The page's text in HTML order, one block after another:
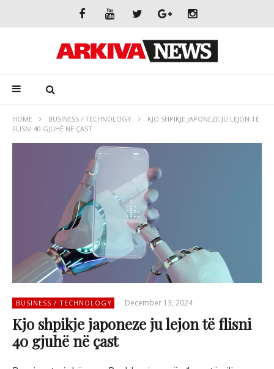
HOME BUSINESS / TECHNOLOGY
KJO SHPIKJE JAPONEZE JU LEJON TË
FLISNI 40 GJUHË NË ÇAST
BUSINESS / TECHNOLOGY December 13, 2024
Kjo shpikje japoneze ju lejon të flisni
40 gjuhë në çast